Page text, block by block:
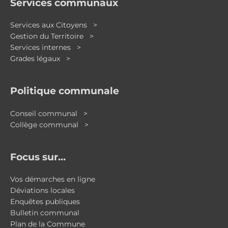
Services communaux
Services aux Citoyens >
Gestion du Territoire >
Services internes >
Grades légaux >
Politique communale
Conseil communal >
Collège communal >
Focus sur…
Vos démarches en ligne
Déviations locales
Enquêtes publiques
Bulletin communal
Plan de la Commune